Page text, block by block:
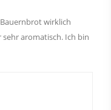
wirklich
aromatisch. Ich bin